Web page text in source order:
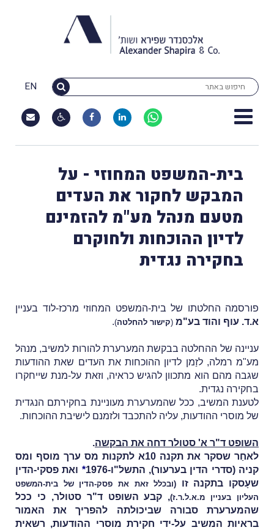
EN
בית-המשפט המחוזי - על
המבקש לחקור את העדים
מטעם מנהל מע"מ להזמינם
לדיון ההוכחות ולחוקרם
בחקירה נגדית
פורסמה החלטתו של בית-המשפט המחוזי מרכז-לוד בעניין
א.ד. עוף והוד בע"מ (קישור להחלטה)
.
עניינה של ההחלטה בבקשת המערערת להורות למשיב, מנהל
מע"מ רמלה, לזַמן לדיון ההוכחות את העדים שאת ההודעות
שגבה מהם הוא מתכוון להגיש כראיה, וזאת על-מנת שייחקרו
בחקירה נגדית.
לטענת המשיב, ככל שהמערערת מעוניינת בחקירתם הנגדית
של מוסרי ההודעות, עליה להתכבד ולזמנם לישיבת ההוכחות.
השופט ד"ר א' סטולר דחה את הבקשה.
לאחַר שסקר את תקנה 10א לתקנות מס ערך מוסף ומס
קניה (סדרי הדין בערעור), התשל"ו-1976
* ואת פסקי-הדין
שעָסקו בתקנה זו (ובכלל זאת את פסק-הדין של בית-המשפט
העליון בעניין מ.א.ל.ר.ז), קבע השופט ד"ר סטולר, כי ככל
שהמערערת סבורה שביכולתה להפריך את האמור
בראיות המשיב על-ידי חקירת מוסרי ההודעות, רשאית